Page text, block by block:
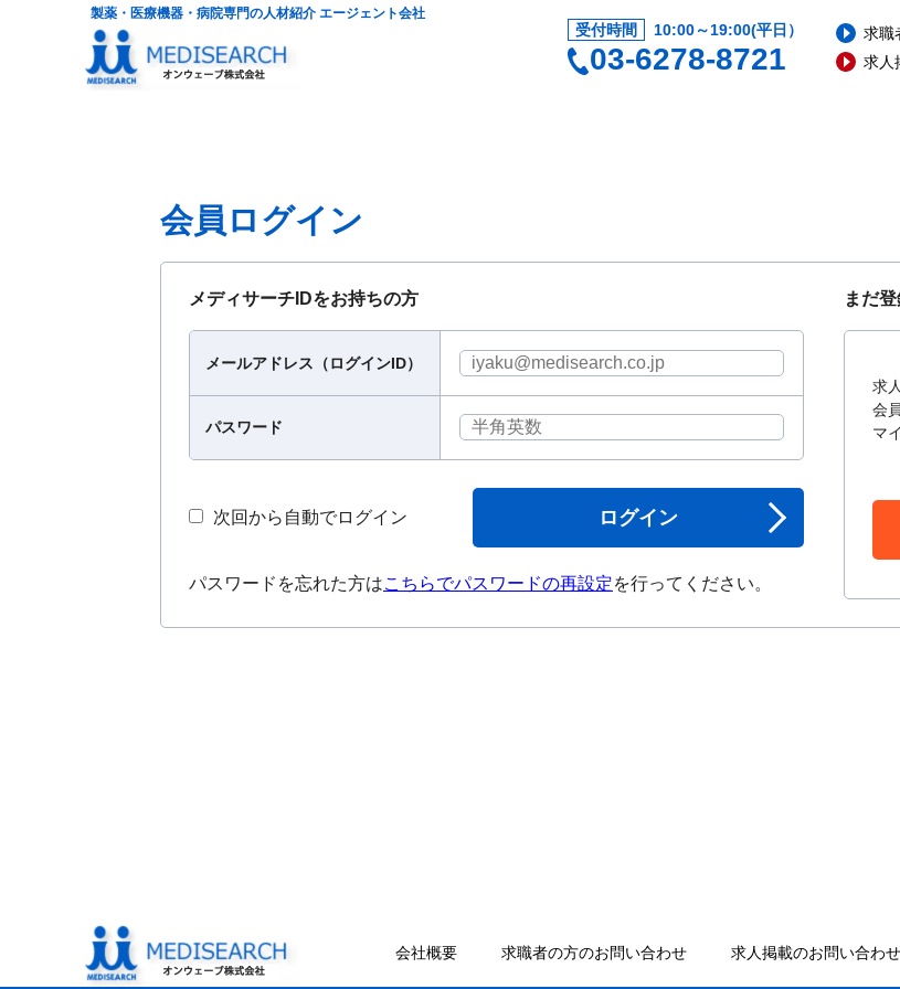
製薬・医療機器・病院専門の人材紹介 エージェント会社
受付時間 10:00～19:00(平日）
03-6278-8721
求職
求人
会員ログイン
メディサーチIDをお持ちの方
メールアドレス（ログインID）
パスワード
次回から自動でログイン ログイン
パスワードを忘れた方はこちらでパスワードの再設定を行ってください。
まだ
求
会
マ
会社概要 求職者の方のお問い合わせ 求人掲載のお問い合わせ